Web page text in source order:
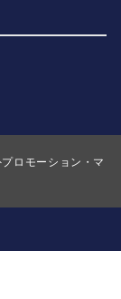
ロモーション・マ